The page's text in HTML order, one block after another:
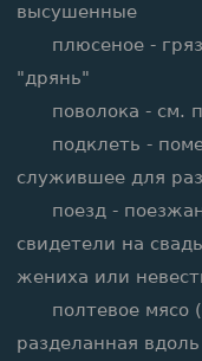
высушенные
плюсеное -
"дрянь"
поволока - см.
подклеть -
служившее для
поезд -
свидетели на
жениха или
полтевое мясо
разделанная